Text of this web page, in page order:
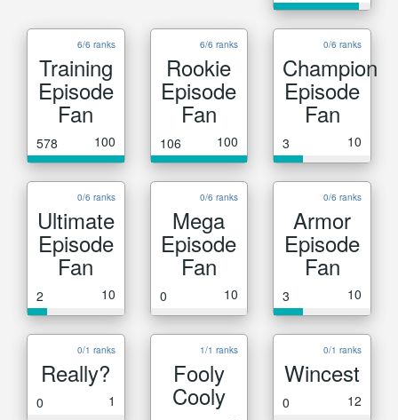
6/6 ranks
Training
Episode
Fan
578 100
6/6 ranks
Rookie
Episode
Fan
106 100
0/6 ranks
Champion
Episode
Fan
3 10
0/6 ranks
Ultimate
Episode
Fan
2 10
0/6 ranks
Mega
Episode
Fan
0 10
0/6 ranks
Armor
Episode
Fan
3 10
0/1 ranks
Really?
0 1
1/1 ranks
Fooly
Cooly
0/1 ranks
Wincest
0 12